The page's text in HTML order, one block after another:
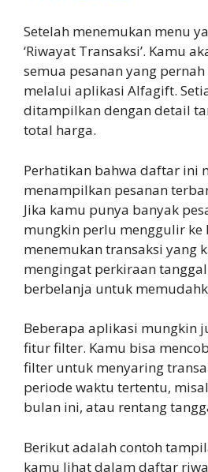
Setelah menemukan menu
‘Riwayat Transaksi’. Kamu
semua pesanan yang
melalui aplikasi Alfagift.
ditampilkan dengan detail
total harga.
Perhatikan bahwa daftar ini
menampilkan pesanan
Jika kamu punya banyak
mungkin perlu menggulir ke
menemukan transaksi yang
mengingat perkiraan
berbelanja untuk
Beberapa aplikasi mungkin
fitur filter. Kamu bisa
filter untuk menyaring
periode waktu tertentu,
bulan ini, atau rentang
Berikut adalah contoh
kamu lihat dalam daftar